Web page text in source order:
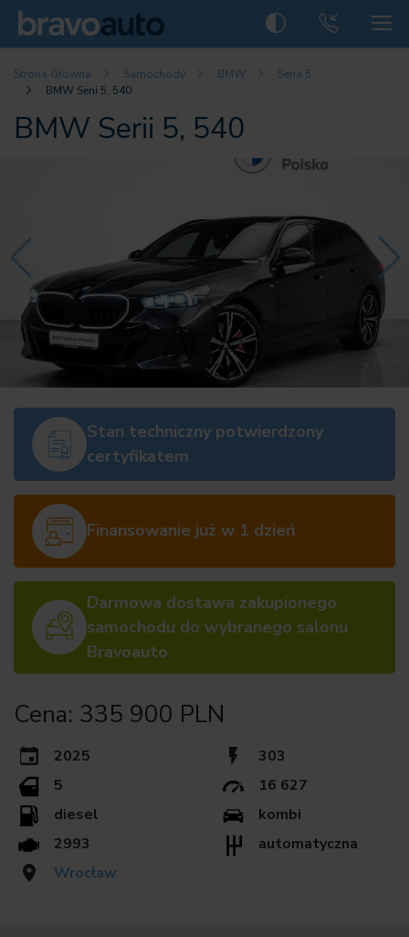
Strona Główna Samochody BMW
Seria 5
BMW Serii 5, 540
BMW Serii 5, 540
Stan techniczny potwierdzony
certyfikatem
Finansowanie już w 1 dzień
Darmowa dostawa zakupionego
samochodu do wybranego salonu
Bravoauto
Cena: 335 900 PLN
2025
303
5
16 627
diesel
kombi
2993
automatyczna
Wrocław